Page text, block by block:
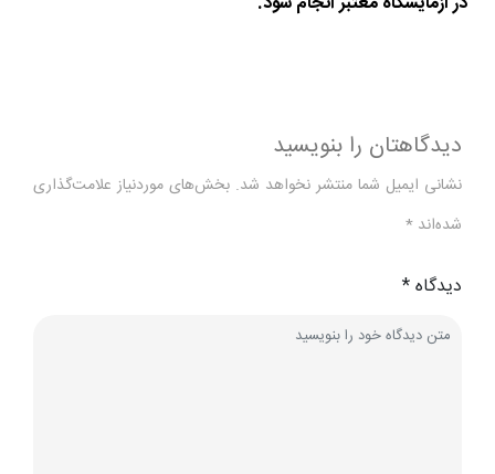
دیدگاهتان را بنویسید
نشانی ایمیل شما منتشر نخواهد شد. بخش‌های موردنیاز علامت‌گذاری
شده‌اند *
دیدگاه*